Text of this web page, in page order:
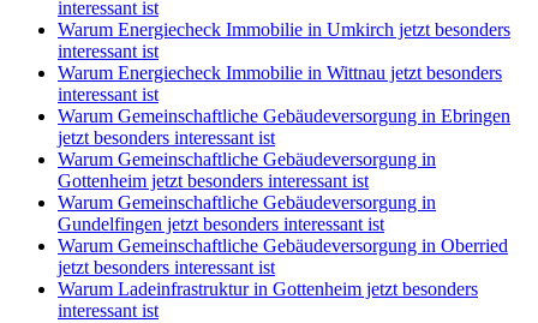
interessant ist
Warum Energiecheck Immobilie in Umkirch jetzt besonders
interessant ist
Warum Energiecheck Immobilie in Wittnau jetzt besonders
interessant ist
Warum Gemeinschaftliche Gebäudeversorgung in Ebringen
jetzt besonders interessant ist
Warum Gemeinschaftliche Gebäudeversorgung in
Gottenheim jetzt besonders interessant ist
Warum Gemeinschaftliche Gebäudeversorgung in
Gundelfingen jetzt besonders interessant ist
Warum Gemeinschaftliche Gebäudeversorgung in Oberried
jetzt besonders interessant ist
Warum Ladeinfrastruktur in Gottenheim jetzt besonders
interessant ist